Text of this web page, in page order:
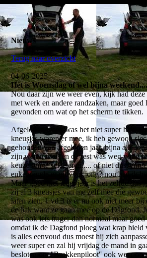
Nieuws
Terug naar overzicht
04-06-2025
Het is Woensdag of wel bijna
Nou daar zijn we weer even, kijk had
met werk en andere randzaken, maar goed
gevonden om wat op het scherm te tikken.
Afgelopen week was het niet super hier,
kneusjes waren er mee, ik heb gewoon
gehouden van afgelopen jaar, bijna alle
zijn waren over en de rest was weg vorig
keuze om te selecteren..... of niet dus,
enkele oude er uit voor jong? nou had ik
Maar goed niet ieder jaar is het zelfde dus
zij al 3 kneusjes van me zelf mee die
laten zien, 1 vd 3 is er nu ook niet meer bij
de bak want ze gaan mee op de Dagfond,
was ook iets trager dan normaal maar
omdat ik de Dagfond ploeg wat krap hield
is alles eenvoud dus moest hij zich
weer super en zal hij vrijdag de mand in
besloten om ''Brokkenpiloot'' ook weer op